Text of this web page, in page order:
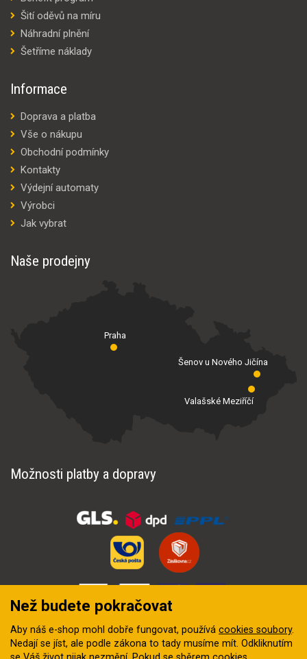
Šití oděvů na míru
Náhradní plnění
Šetříme náklady
Informace
Doprava a platba
Vše o nákupu
Obchodní podmínky
Kontakty
Výdejní automaty
Výrobci
Jak vybrat
Naše prodejny
Praha
Valašské Meziříčí
Šenov u Nového Jičína
Možnosti platby a dopravy
Než budete pokračovat
Aby náš e-shop mohl dobře fungovat, používá cookies soubory.
Nedají se jíst, ale podle zákona to tady musíme mít. Odkliknutím